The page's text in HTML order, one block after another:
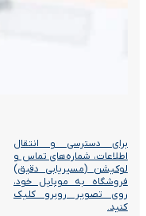
برای دسترسی و انتقال
اطلاعات، شماره‌های تماس و
لوکیشن (مسیریابی دقیق)
فروشگاه به موبایل خود،
روی تصویر روبرو کلیک
کنید.